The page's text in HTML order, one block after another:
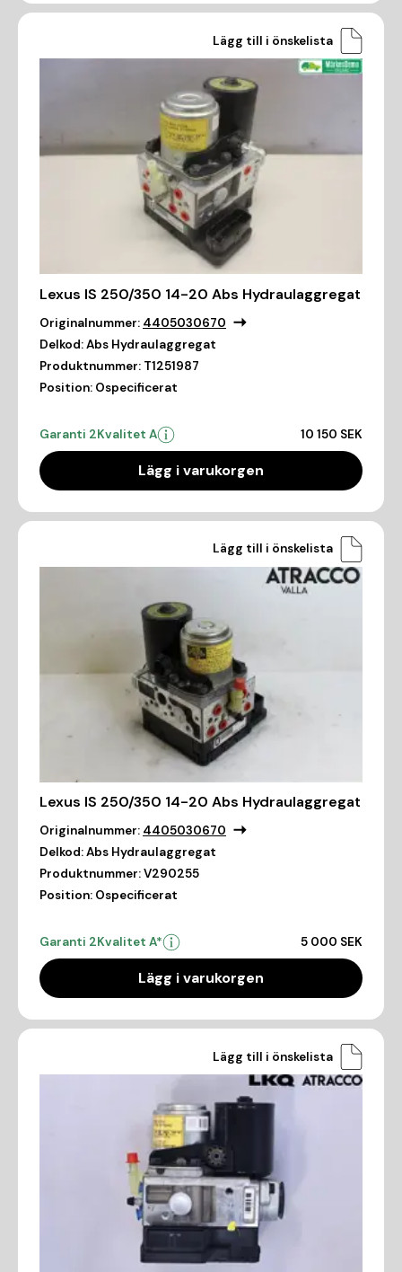
Lägg till i önskelista
Lexus IS 250/350 14-20 Abs Hydraulaggregat
Originalnummer: 4405030670
Delkod:Abs Hydraulaggregat
Produktnummer: T1251987
Position: Ospecificerat
Garanti 2Kvalitet A 10 150 SEK
Lägg i varukorgen
Lägg till i önskelista
Lexus IS 250/350 14-20 Abs Hydraulaggregat
Originalnummer: 4405030670
Delkod:Abs Hydraulaggregat
Produktnummer:V290255
Position: Ospecificerat
Garanti 2Kvalitet A* 5 000 SEK
Lägg i varukorgen
Lägg till i önskelista